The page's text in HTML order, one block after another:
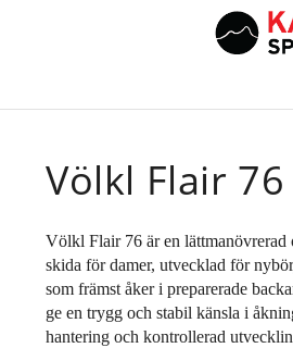
Völkl Flair 76
Völkl Flair 76 är en lättmanövrerad
skida för damer, utvecklad för
som främst åker i preparerade
ge en trygg och stabil känsla i
hantering och kontrollerad